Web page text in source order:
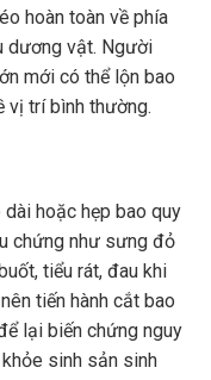
hoàn toàn về phía
dương vật. Người
mới có thể lộn bao
vị trí bình thường.
hoặc hẹp bao quy
chứng như sưng đỏ
tiểu rát, đau khi
tiến hành cắt bao
lại biến chứng nguy
sinh sản sinh